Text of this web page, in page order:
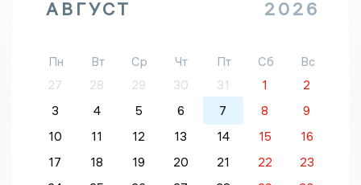
АВГУСТ 2026
Пн Вт Ср Чт Пт Сб
Вс
27
28 29 30 31 1
2
3
4 5 6 7 8
9
10
11 12 13 14 15
16
17
18 19 20 21 22
23